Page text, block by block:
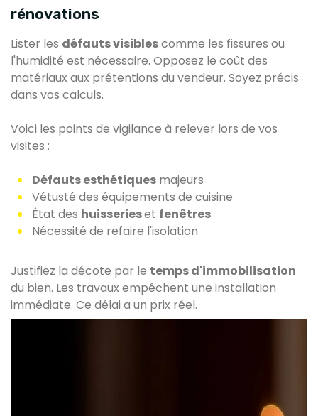
rénovations
Lister les défauts visiblescomme les fissures ou
l'humidité est nécessaire. Opposez le coût des
matériaux aux prétentions du vendeur. Soyez précis
dans vos calculs.
Voici les points de vigilance à relever lors de vos
visites :
Défauts esthétiques majeurs
Vétusté des équipements de cuisine
État des huisserieset fenêtres
Nécessité de refaire l'isolation
Justifiez la décote par le temps d'immobilisation
du bien. Les travaux empêchent une installation
immédiate. Ce délai a un prix réel.